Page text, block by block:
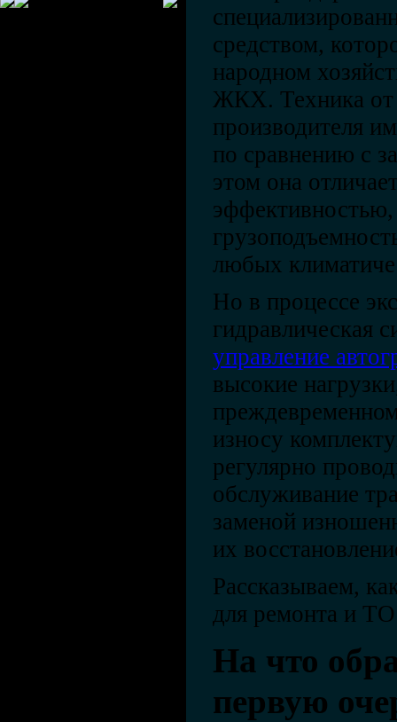
средством,
народном
ЖКХ. Техника от
производителя
по сравнению с
этом она
любых
Но в процессе
гидравлическая
управление
высокие
износу
регулярно
обслуживание
заменой
их
Рассказываем,
для ремонта и ТО
На что
первую